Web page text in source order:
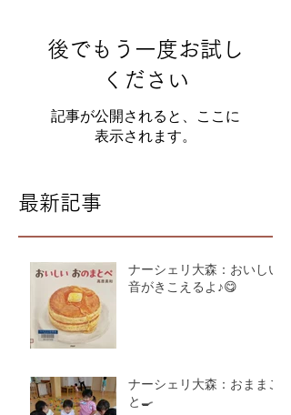
後でもう一度お試し
ください
記事が公開されると、ここに
表示されます。
最新記事
ナーシェリ大森：おいしい
音がきこえるよ♪😋
ナーシェリ大森：おままご
と🍳